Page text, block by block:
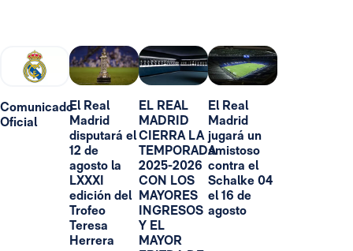
Comunicado
Oficial
El Real
Madrid
disputará el
12 de
agosto la
LXXXI
edición del
Trofeo
Teresa
Herrera
EL REAL
MADRID
CIERRA LA
TEMPORADA
2025-2026
CON LOS
MAYORES
INGRESOS
Y EL
MAYOR
El Real
Madrid
jugará un
amistoso
contra el
Schalke 04
el 16 de
agosto